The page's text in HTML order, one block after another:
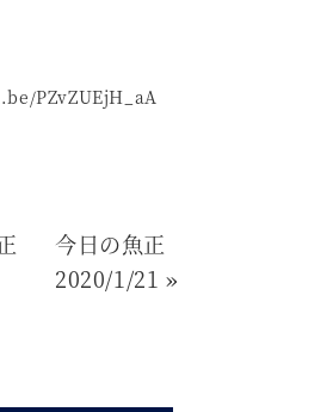
PZvZUEjH_aA
今日の魚正
2020/1/21 »